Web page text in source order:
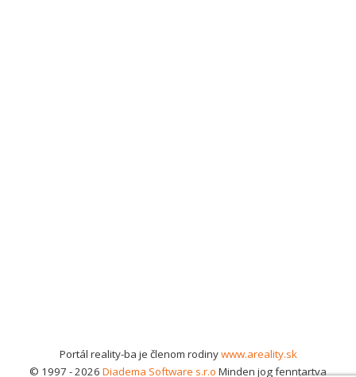
Portál reality-ba je členom rodinywww.areality.sk
© 1997 - 2026 Diadema Software s.r.o Minden jog fenntartva